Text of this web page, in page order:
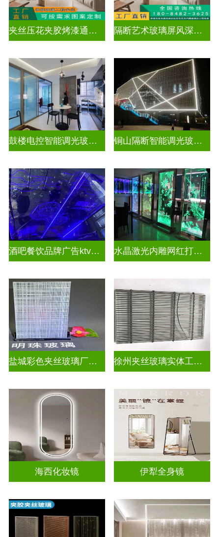
夹丝压花夹胶烤漆通电深雕浮雕玻璃 隔断艺术玻璃屏风深雕浮雕玻璃
鼓楼电控智能调光玻璃安装方法 铜山隔断智能调光玻璃安装电话
酒吧餐饮品牌广告ktv激光内雕发光艺术玻璃 水晶激光内雕网红打卡背景
盐城彩色夹丝玻璃厂招聘 徐州夹丝玻璃实体工厂地址
海西化妆镜 伊犁全身镜